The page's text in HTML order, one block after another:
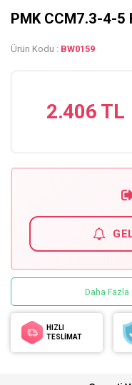
PMK CCM7.3-4-
Ürün Kodu : BW0159
2.406 TL
Daha Fazla
HIZLI
TESLİMAT